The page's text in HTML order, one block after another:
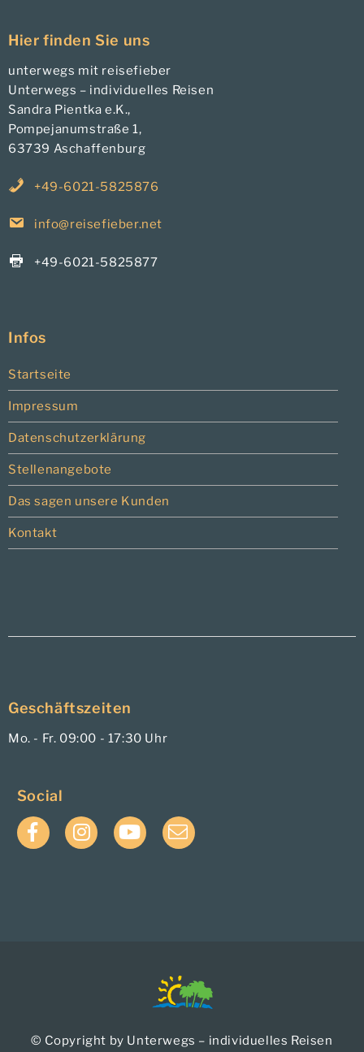
Hier finden Sie uns
unterwegs mit reisefieber
Unterwegs – individuelles Reisen
Sandra Pientka e.K.,
Pompejanumstraße 1,
63739 Aschaffenburg
+49-6021-5825876
info@reisefieber.net
+49-6021-5825877
Infos
Startseite
Impressum
Datenschutzerklärung
Stellenangebote
Das sagen unsere Kunden
Kontakt
Geschäftszeiten
Mo. - Fr. 09:00 - 17:30 Uhr
Social
FacebookInstagramYouTubeE-
Mail
© Copyright by Unterwegs – individuelles Reisen